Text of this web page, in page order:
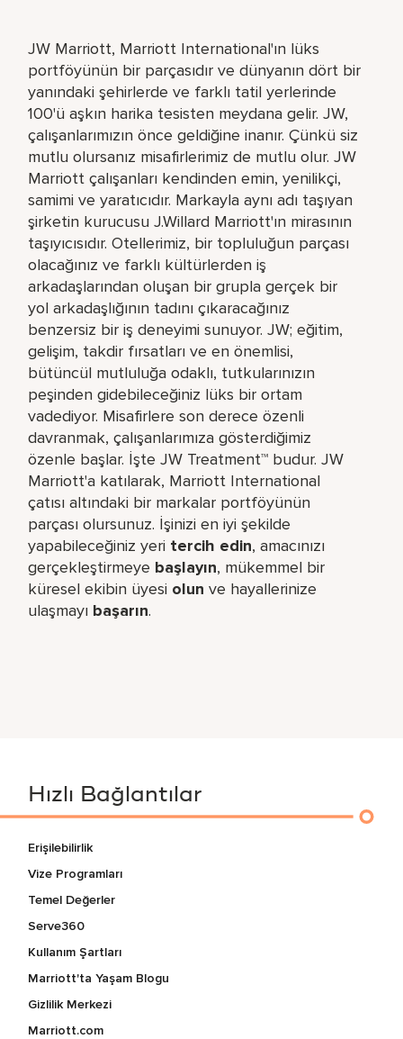
JW Marriott, Marriott International'ın lüks
portföyünün bir parçasıdır ve dünyanın dört bir
yanındaki şehirlerde ve farklı tatil yerlerinde
100'ü aşkın harika tesisten meydana gelir. JW,
çalışanlarımızın önce geldiğine inanır. Çünkü siz
mutlu olursanız misafirlerimiz de mutlu olur. JW
Marriott çalışanları kendinden emin, yenilikçi,
samimi ve yaratıcıdır. Markayla aynı adı taşıyan
şirketin kurucusu J.Willard Marriott'ın mirasının
taşıyıcısıdır. Otellerimiz, bir topluluğun parçası
olacağınız ve farklı kültürlerden iş
arkadaşlarından oluşan bir grupla gerçek bir
yol arkadaşlığının tadını çıkaracağınız
benzersiz bir iş deneyimi sunuyor. JW; eğitim,
gelişim, takdir fırsatları ve en önemlisi,
bütüncül mutluluğa odaklı, tutkularınızın
peşinden gidebileceğiniz lüks bir ortam
vadediyor. Misafirlere son derece özenli
davranmak, çalışanlarımıza gösterdiğimiz
özenle başlar. İşte JW Treatment™ budur. JW
Marriott'a katılarak, Marriott International
çatısı altındaki bir markalar portföyünün
parçası olursunuz. İşinizi en iyi şekilde
yapabileceğiniz yeri​ tercih edin, amacınızı
gerçekleştirmeye başlayın, mükemmel bir
küresel​ ekibin üyesi olun ve hayallerinize
ulaşmayı başarın.
Hızlı Bağlantılar
Erişilebilirlik
Vize Programları
Temel Değerler
Serve360
Kullanım Şartları
Marriott'ta Yaşam Blogu
Gizlilik Merkezi
Marriott.com